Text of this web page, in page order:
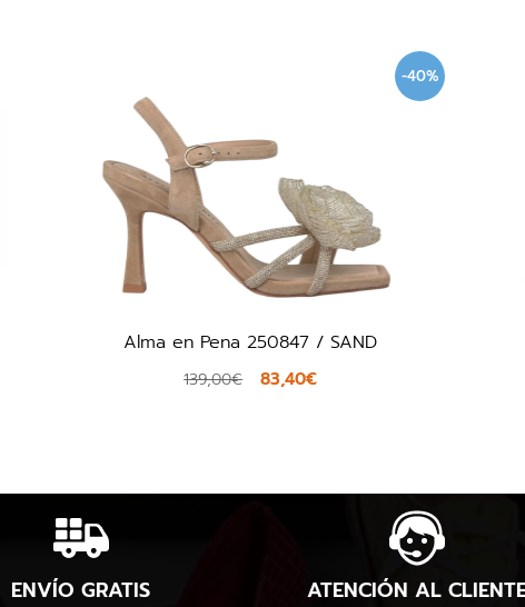
-40%
Alma en Pena 250847 / SAND
139,00€ 83,40€
ENVÍO GRATIS ATENCIÓN AL